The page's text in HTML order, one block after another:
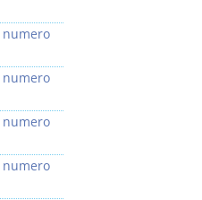
numero
numero
numero
numero